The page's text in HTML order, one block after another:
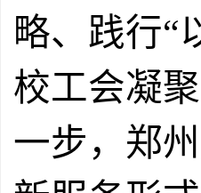
略、践行“
校工会凝
一步，郑